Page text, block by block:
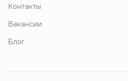
Контакты
Вакансии
Блог